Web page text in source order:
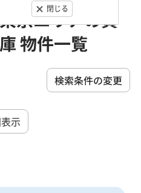
閉じる
京エリアの貸
物件一覧
検索条件の変更
示